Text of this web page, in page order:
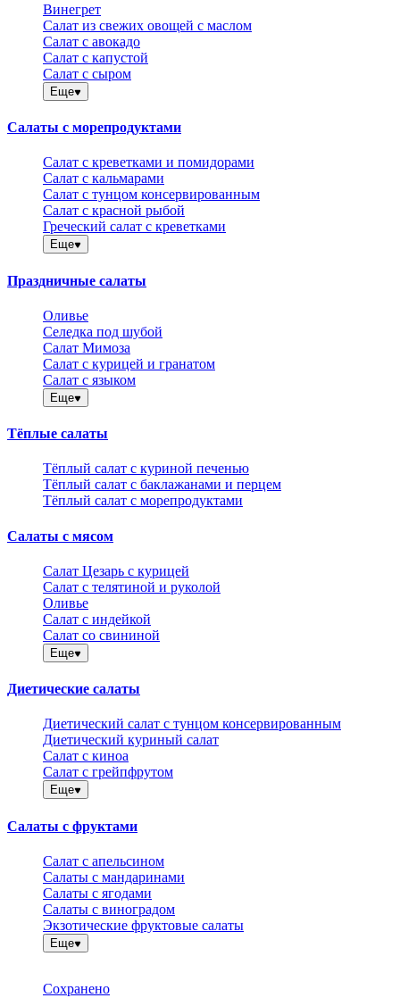
Винегрет
Салат из свежих овощей с маслом
Салат с авокадо
Салат с капустой
Салат с сыром
Еще
Салаты с морепродуктами
Салат с креветками и помидорами
Салат с кальмарами
Салат с тунцом консервированным
Салат с красной рыбой
Греческий салат с креветками
Еще
Праздничные салаты
Оливье
Селедка под шубой
Салат Мимоза
Салат с курицей и гранатом
Салат с языком
Еще
Тёплые салаты
Тёплый салат с куриной печенью
Тёплый салат с баклажанами и перцем
Тёплый салат с морепродуктами
Салаты с мясом
Салат Цезарь с курицей
Салат с телятиной и руколой
Оливье
Салат с индейкой
Салат со свининой
Еще
Диетические салаты
Диетический салат с тунцом консервированным
Диетический куриный салат
Салат с киноа
Салат с грейпфрутом
Еще
Салаты с фруктами
Салат с апельсином
Салаты с мандаринами
Салаты с ягодами
Салаты с виноградом
Экзотические фруктовые салаты
Еще
Сохранено